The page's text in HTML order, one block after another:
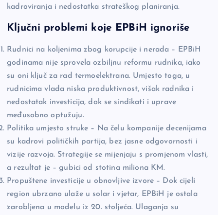
kadroviranja i nedostatka strateškog planiranja.
Ključni problemi koje EPBiH ignoriše
Rudnici na koljenima zbog korupcije i nerada – EPBiH
godinama nije sprovela ozbiljnu reformu rudnika, iako
su oni ključ za rad termoelektrana. Umjesto toga, u
rudnicima vlada niska produktivnost, višak radnika i
nedostatak investicija, dok se sindikati i uprave
međusobno optužuju.
Politika umjesto struke – Na čelu kompanije decenijama
su kadrovi političkih partija, bez jasne odgovornosti i
vizije razvoja. Strategije se mijenjaju s promjenom vlasti,
a rezultat je – gubici od stotina miliona KM.
Propuštene investicije u obnovljive izvore – Dok cijeli
region ubrzano ulaže u solar i vjetar, EPBiH je ostala
zarobljena u modelu iz 20. stoljeća. Ulaganja su